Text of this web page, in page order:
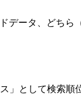
データ、どちら
」として検索順